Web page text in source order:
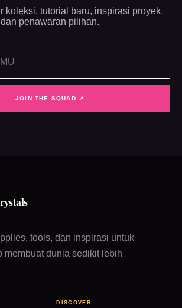
koleksi, tutorial baru, inspirasi proyek,
dan penawaran pilihan.
JOIN THE SQUAD ↗
tools, dan inspirasi untuk
membuat dunia sedikit lebih
DISCOVER